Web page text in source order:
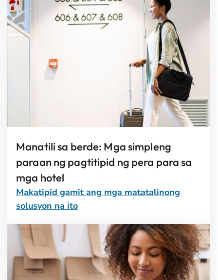
Manatili sa berde: Mga simpleng
paraan ng pagtitipid ng pera para sa
mga hotel
Makatipid gamit ang mga matatalinong
solusyon na ito